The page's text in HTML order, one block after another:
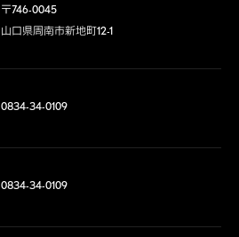
〒746-0045
山口県周南市新地町12-1
0834-34-0109
0834-34-0109